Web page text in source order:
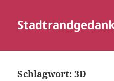
Schlagwort:3D